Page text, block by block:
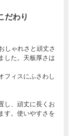
だわり
しゃれさと頑丈さ
した。天板厚さは
フィスにふさわし
し、頑丈に長くお
す。使いやすさを